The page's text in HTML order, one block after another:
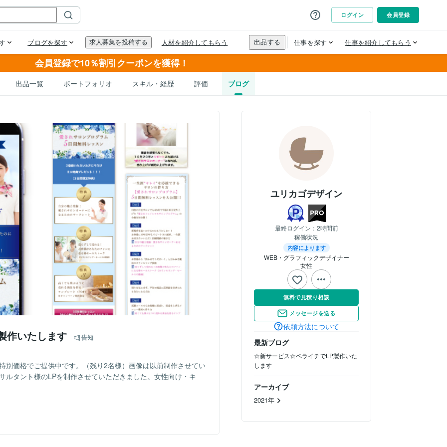
会員登録で10％割引クーポンを獲得！
出品一覧 ポートフォリオ スキル・経歴 評価 ブログ
ユリカゴデザイン
最終ログイン： 2時間前
稼働状況
内容によります
WEB・グラフィックデザイナー
女性
無料で見積り相談
メッセージを送る
依頼方法について
最新ブログ
☆新サービス☆ペライチでLP製作いた
します
アーカイブ
2021年
作いたします 告知
別価格でご提供中です。（残り2名様）画像は以前制作させてい
ルタント様のLPを制作させていただきました。女性向け・キ